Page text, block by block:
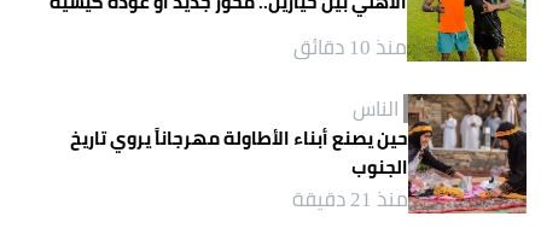
منذ 10 دقائق
الناس
حين يصنع أبناء الأطاولة مهرجاناً يروي تاريخ
الجنوب
منذ 21 دقيقة